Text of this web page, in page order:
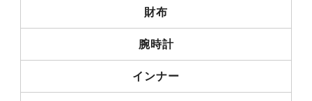
財布
腕時計
インナー